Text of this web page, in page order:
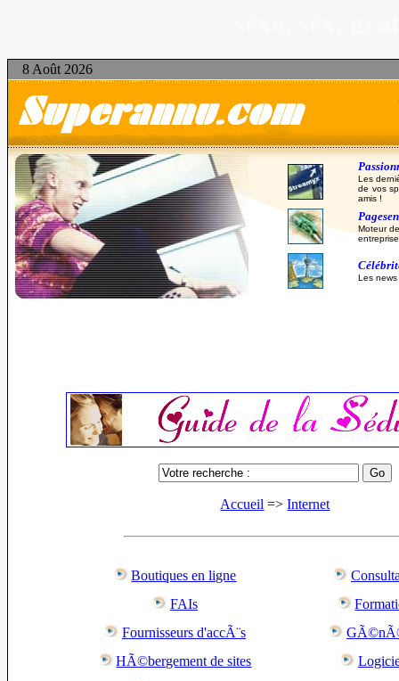
8 Août 2026
Les
de vos
amis !
Moteur
Les
Accueil =>Internet
Boutiques en ligne
FAIs
Fournisseurs d'accÃ¨s
HÃ©bergement de sites